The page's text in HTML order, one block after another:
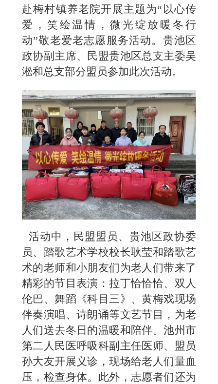
赴梅村镇养老院开展主题为“以心传
爱，笑绘温情，微光绽放暖冬行
动”敬老爱老志愿服务活动。贵池区
政协副主席、民盟贵池区总支主委吴
淞和总支部分盟员参加此次活动。
活动中，民盟盟员、贵池区政协委
员、踏歌艺术学校校长耿莹和踏歌艺
术的老师和小朋友们为老人们带来了
精彩的节目表演：拉丁恰恰恰、双人
伦巴、舞蹈《科目三》、黄梅戏现场
伴奏演唱、诗朗诵等文艺节目，为老
人们送去冬日的温暖和陪伴。池州市
第二人民医呼吸科副主任医师、盟员
孙大友开展义诊，现场给老人们量血
压，检查身体。此外，志愿者们还为